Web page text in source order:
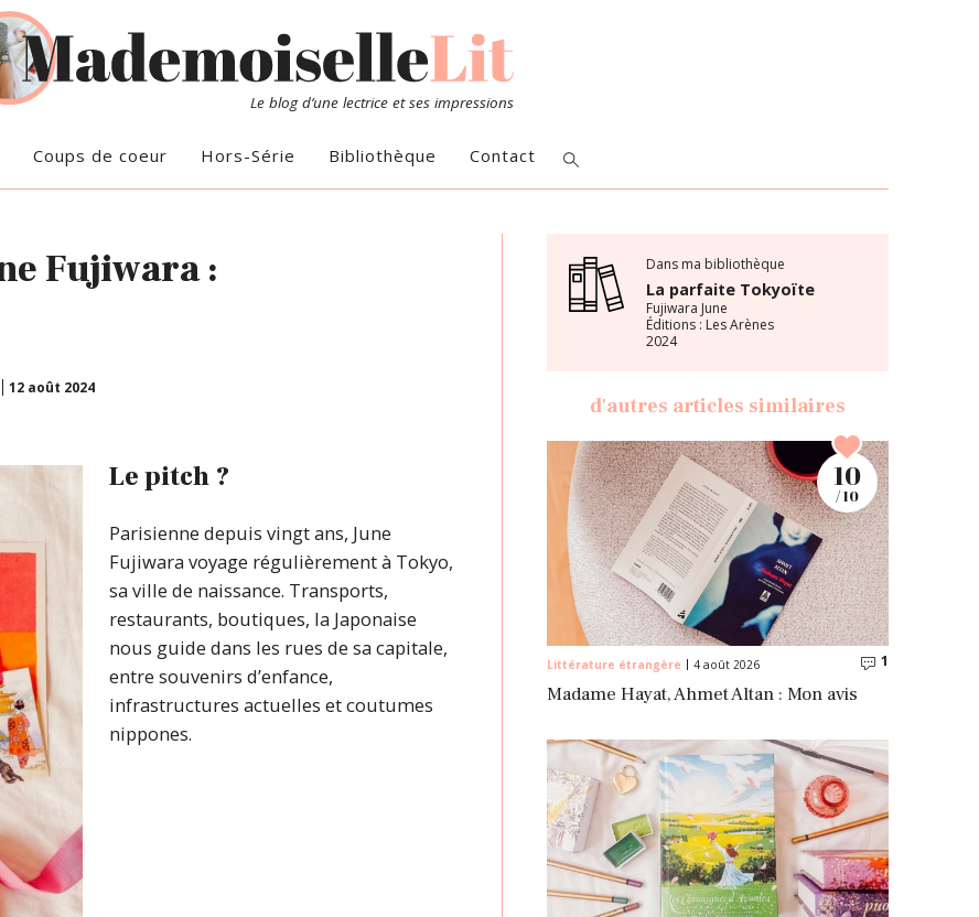
Le blog d’une lectrice et ses impressions
Coups de coeur Hors-Série Bibliothèque Contact
Fujiwara :
12 août 2024
Le pitch ?
Parisienne depuis vingt ans, June
Fujiwara voyage régulièrement à Tokyo,
sa ville de naissance. Transports,
restaurants, boutiques, la Japonaise
nous guide dans les rues de sa capitale,
entre souvenirs d’enfance,
infrastructures actuelles et coutumes
nippones.
Dans ma bibliothèque
La parfaite Tokyoïte
Fujiwara June
Éditions : Les Arènes
2024
d'autres articles similaires
Littérature étrangère 4 août 2026 1
Madame Hayat, Ahmet Altan : Mon avis
10
/ 10